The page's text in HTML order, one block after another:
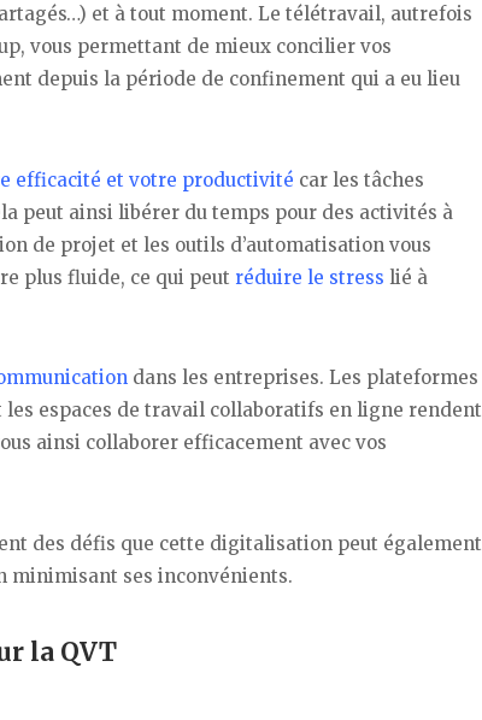
et à tout moment. Le télétravail, autrefois
vous permettant de mieux concilier vos
depuis la période de confinement qui a eu lieu
efficacité et votre productivité car les tâches
peut ainsi libérer du temps pour des activités à
de projet et les outils d’automatisation vous
plus fluide, ce qui peut réduire le stress lié à
dans les entreprises. Les plateformes
espaces de travail collaboratifs en ligne rendent
ainsi collaborer efficacement avec vos
des défis que cette digitalisation peut également
minimisant ses inconvénients.
la QVT